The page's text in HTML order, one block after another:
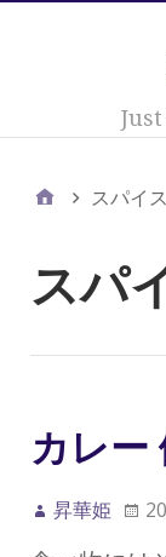
スパイス
スパ
カレー
昇華姫